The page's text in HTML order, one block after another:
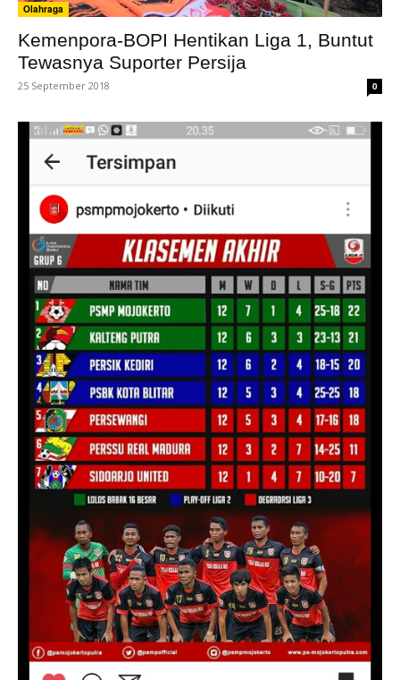
Olahraga
Kemenpora-BOPI Hentikan Liga 1, Buntut
Tewasnya Suporter Persija
25 September 2018 0